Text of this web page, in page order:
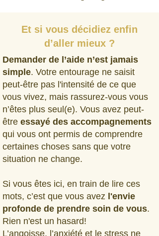
Et si vous décidiez enfin
d’aller mieux ?
Demander de l’aide n’est jamais
simple. Votre entourage ne saisit
peut-être pas l'intensité de ce que
vous vivez, mais rassurez-vous vous
n’êtes plus seul(e). Vous avez peut-
être essayé des accompagnements
qui vous ont permis de comprendre
certaines choses sans que votre
situation ne change.
Si vous êtes ici, en train de lire ces
mots, c’est que vous avez l'envie
profonde de prendre soin de vous.
Rien n'est un hasard!
L’angoisse, l’anxiété et le stress ne